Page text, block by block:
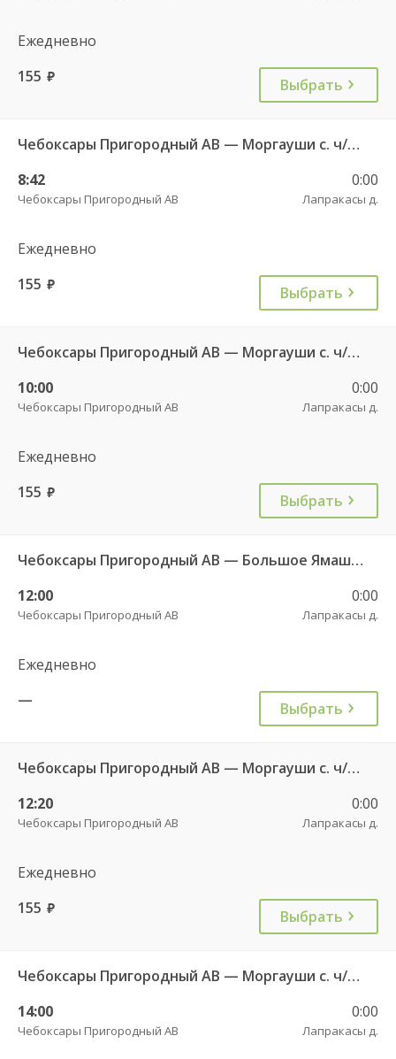
Ежедневно
155 руб. Выбрать
Чебоксары Пригородный АВ — Моргауши с. ч/з Сятракасы п.(Моргаушский р-н) 517
8:42
Чебоксары Пригородный АВ
0:00
Лапракасы д.
Ежедневно
155 руб. Выбрать
Чебоксары Пригородный АВ — Моргауши с. ч/з Сятракасы п.(Моргаушский р-н) 517
10:00
Чебоксары Пригородный АВ
0:00
Лапракасы д.
Ежедневно
155 руб. Выбрать
Чебоксары Пригородный АВ — Большое Ямашево с. ч/з Аликово с. ДКП 661
12:00
Чебоксары Пригородный АВ
0:00
Лапракасы д.
Ежедневно
—
Выбрать
Чебоксары Пригородный АВ — Моргауши с. ч/з Сятракасы п.(Моргаушский р-н) 517
12:20
Чебоксары Пригородный АВ
0:00
Лапракасы д.
Ежедневно
155 руб. Выбрать
Чебоксары Пригородный АВ — Моргауши с. ч/з Сятракасы п.(Моргаушский р-н) 517
14:00
Чебоксары Пригородный АВ
0:00
Лапракасы д.